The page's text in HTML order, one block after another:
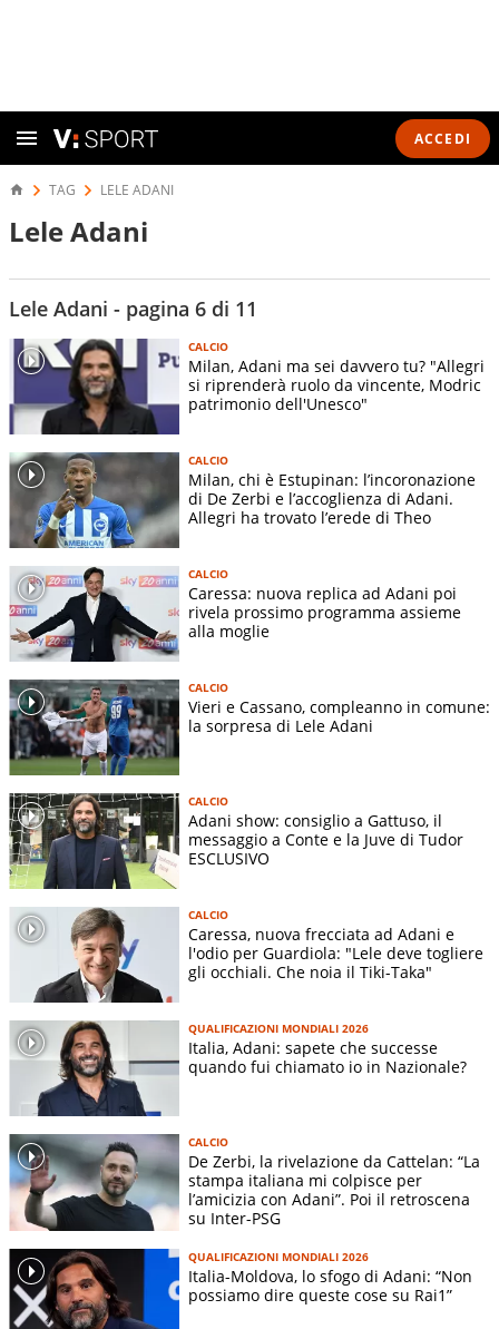
ACCEDI
TAG LELE ADANI
Lele Adani
Lele Adani - pagina 6 di 11
CALCIO
Milan, Adani ma sei davvero tu? "Allegri
si riprenderà ruolo da vincente, Modric
patrimonio dell'Unesco"
CALCIO
Milan, chi è Estupinan: l’incoronazione
di De Zerbi e l’accoglienza di Adani.
Allegri ha trovato l’erede di Theo
CALCIO
Caressa: nuova replica ad Adani poi
rivela prossimo programma assieme
alla moglie
CALCIO
Vieri e Cassano, compleanno in comune:
la sorpresa di Lele Adani
CALCIO
Adani show: consiglio a Gattuso, il
messaggio a Conte e la Juve di Tudor
ESCLUSIVO
CALCIO
Caressa, nuova frecciata ad Adani e
l'odio per Guardiola: "Lele deve togliere
gli occhiali. Che noia il Tiki-Taka"
QUALIFICAZIONI MONDIALI 2026
Italia, Adani: sapete che successe
quando fui chiamato io in Nazionale?
CALCIO
De Zerbi, la rivelazione da Cattelan: “La
stampa italiana mi colpisce per
l’amicizia con Adani”. Poi il retroscena
su Inter-PSG
QUALIFICAZIONI MONDIALI 2026
Italia-Moldova, lo sfogo di Adani: “Non
possiamo dire queste cose su Rai1”